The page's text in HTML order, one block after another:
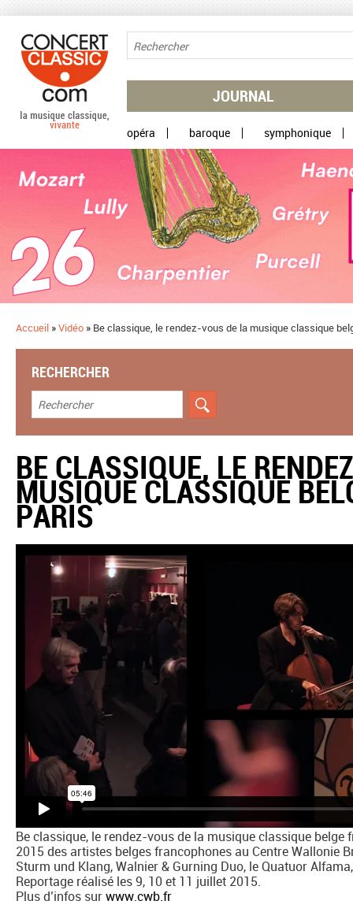
JOURNAL
opéra baroque symphonique
Accueil »Vidéo » Be classique, le rendez-vous de la musique classique
RECHERCHER
BE CLASSIQUE, LE
MUSIQUE CLASSIQUE
PARIS
Be classique, le rendez-vous de la musique classique
2015 des artistes belges francophones au Centre Wallonie
Sturm und Klang, Walnier & Gurning Duo, le Quatuor
Reportage réalisé les 9, 10 et 11 juillet 2015.
Plus d’infos surwww.cwb.fr